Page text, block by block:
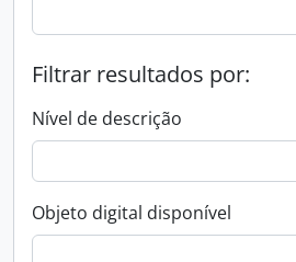
Filtrar resultados por:
Nível de descrição
Objeto digital disponível